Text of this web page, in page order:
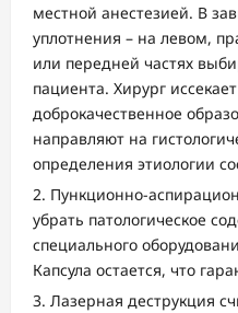
местной анестезией. В
уплотнения – на левом,
или передней частях
пациента. Хирург
доброкачественное
направляют на
определения этиологии
Пункционно-
убрать патологическое
специального
Капсула остается, что
Лазерная деструкция